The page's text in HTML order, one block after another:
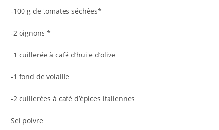
-100 g de tomates séchées*
-2 oignons *
-1 cuillerée à café d’huile d’olive
-1 fond de volaille
-2 cuillerées à café d’épices italiennes
Sel poivre